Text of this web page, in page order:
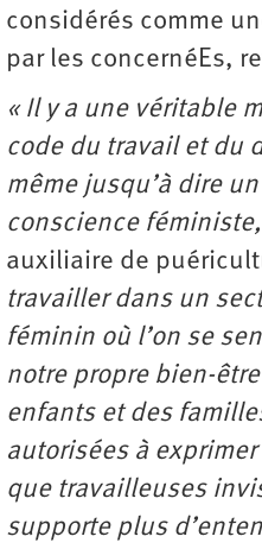
considérés comme
par les concernéEs,
« Il y a une véritable
code du travail et du
même jusqu’à dire
conscience féministe,
auxiliaire de
travailler dans un
féminin où l’on se
notre propre bien-
enfants et des
autorisées à
que travailleuses
supporte plus